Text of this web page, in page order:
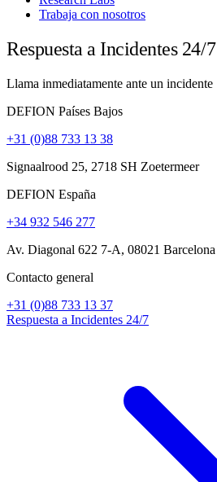
Trabaja con nosotros
Respuesta a Incidentes 24/7
Llama inmediatamente ante un incidente
DEFION Países Bajos
+31 (0)88 733 13 38
Signaalrood 25, 2718 SH Zoetermeer
DEFION España
+34 932 546 277
Av. Diagonal 622 7-A, 08021 Barcelona
Contacto general
+31 (0)88 733 13 37
Respuesta a Incidentes 24/7